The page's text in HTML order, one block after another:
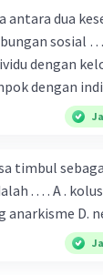
dan
satu
bidang
antara lain
sesuai
0) Balas
antara dua
…. a.
d. Kelompok dengan
timbul
. . . . A .
anarkisme D.